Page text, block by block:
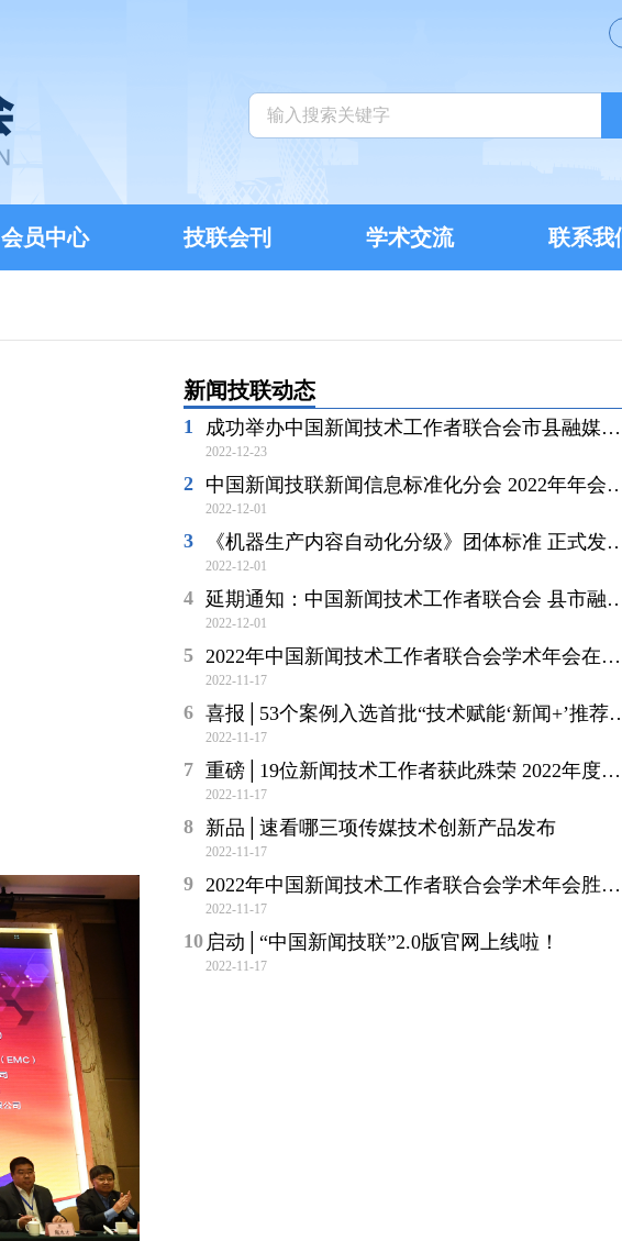
会员中心 技联会刊 学术交流 联系我
新闻技联动态
成功举办中国新闻技术工作者联合会市县融媒体分会年会暨换届大会
2022-12-23
中国新闻技联新闻信息标准化分会 2022年年会成功召开
2022-12-01
《机器生产内容自动化分级》团体标准 正式发布实施
2022-12-01
延期通知：中国新闻技术工作者联合会 县市融媒体分会 2022 年学术年会暨技术交流会
2022-12-01
2022年中国新闻技术工作者联合会学术年会在贵阳成功举办
2022-11-17
喜报│53个案例入选首批“技术赋能‘新闻+’推荐案例”
2022-11-17
重磅│19位新闻技术工作者获此殊荣 2022年度“王选新闻科学技术奖”人才奖在贵阳颁奖
2022-11-17
新品│速看哪三项传媒技术创新产品发布
2022-11-17
2022年中国新闻技术工作者联合会学术年会胜利开幕！
2022-11-17
启动│“中国新闻技联”2.0版官网上线啦！
2022-11-17